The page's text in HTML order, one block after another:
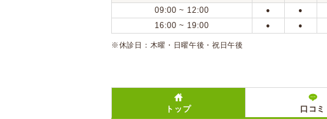
09:00 ~ 12:00
● ●
16:00 ~ 19:00 ● ●
※休診日：木曜・日曜午後・祝日午後
トップ 口コミ